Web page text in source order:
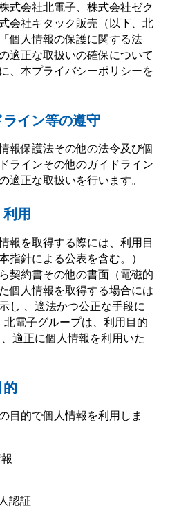
ィングス
エイティブ
ワーク
式会社北電子、株式会社ゼク
会社キタック販売（以下、北
個人情報の保護に関する法
適正な取扱いの確保について
、本プライバシーポリシーを
イン等の遵守
報保護法その他の法令及び個
ラインその他のガイドライン
適正な取扱いを行います。
用
報を取得する際には、利用目
指針による公表を含む。）
契約書その他の書面（電磁的
個人情報を取得する場合には
し 、適法かつ公正な手段に
北電子グループは、利用目的
適正に個人情報を利用いた
的
目的で個人情報を利用しま
認証